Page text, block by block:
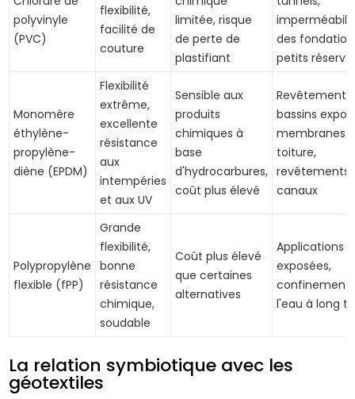
polyvinyle
(PVC)
flexibilité,
facilité de
couture
limitée, risque
de perte de
plastifiant
des
petits
Monomère
éthylène-
propylène-
diène (EPDM)
Flexibilité
extrême,
excellente
résistance
aux
intempéries
et aux UV
Sensible aux
produits
chimiques à
base
d'hydrocarbures,
coût plus élevé
Revêtements
bassins
membranes
toiture,
revêtements
canaux
Polypropylène
flexible (fPP)
Grande
flexibilité,
bonne
résistance
chimique,
soudable
Coût plus élevé
que certaines
alternatives
Applications
exposées,
confinement
l'eau à long
La relation symbiotique avec les
géotextiles